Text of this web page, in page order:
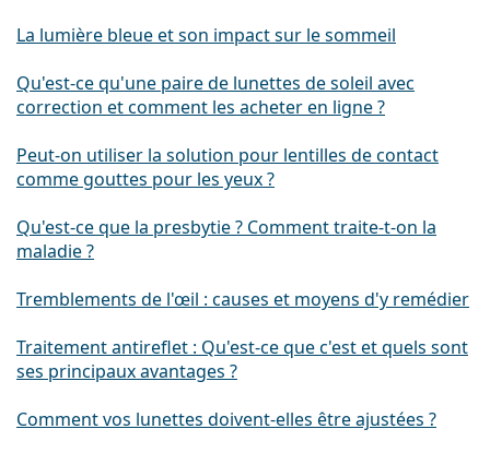
La lumière bleue et son impact sur le sommeil
Qu'est-ce qu'une paire de lunettes de soleil avec
correction et comment les acheter en ligne ?
Peut-on utiliser la solution pour lentilles de contact
comme gouttes pour les yeux ?
Qu'est-ce que la presbytie ? Comment traite-t-on la
maladie ?
Tremblements de l'œil : causes et moyens d'y remédier
Traitement antireflet : Qu'est-ce que c'est et quels sont
ses principaux avantages ?
Comment vos lunettes doivent-elles être ajustées ?